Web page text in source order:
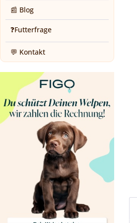
📰 Blog
❓Futterfrage
💬 Kontakt